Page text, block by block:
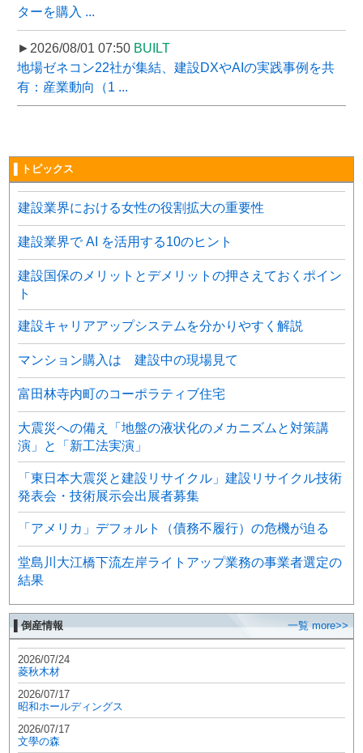
ターを購入 ...
►2026/08/01 07:50 BUILT
地場ゼネコン22社が集結、建設DXやAIの実践事例を共
有：産業動向（1 ...
▌トピックス
建設業界における女性の役割拡大の重要性
建設業界で AI を活用する10のヒント
建設国保のメリットとデメリットの押さえておくポイン
ト
建設キャリアアップシステムを分かりやすく解説
マンション購入は 建設中の現場見て
富田林寺内町のコーポラティブ住宅
大震災への備え「地盤の液状化のメカニズムと対策講
演」と「新工法実演」
「東日本大震災と建設リサイクル」建設リサイクル技術
発表会・技術展示会出展者募集
「アメリカ」デフォルト（債務不履行）の危機が迫る
堂島川大江橋下流左岸ライトアップ業務の事業者選定の
結果
▌倒産情報 一覧 more>>
2026/07/24
菱秋木材
2026/07/17
昭和ホールディングス
2026/07/17
文學の森